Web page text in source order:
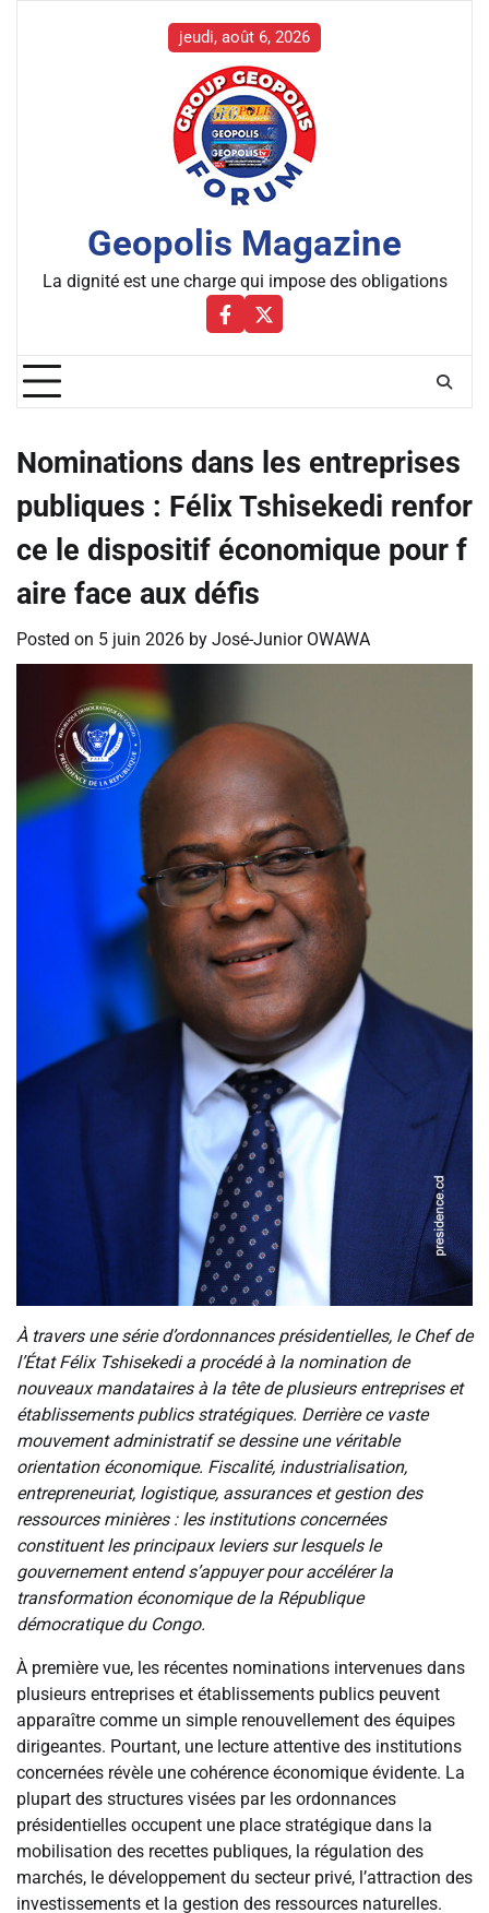
jeudi, août 6, 2026
Geopolis Magazine
La dignité est une charge qui impose des obligations
Facebbok
X
Nominations dans les entreprises
publiques : Félix Tshisekedi renfor
ce le dispositif économique pour f
aire face aux défis
Posted on 5 juin 2026 by José-Junior OWAWA
À travers une série d’ordonnances présidentielles, le Chef de
l’État Félix Tshisekedi a procédé à la nomination de
nouveaux mandataires à la tête de plusieurs entreprises et
établissements publics stratégiques. Derrière ce vaste
mouvement administratif se dessine une véritable
orientation économique. Fiscalité, industrialisation,
entrepreneuriat, logistique, assurances et gestion des
ressources minières : les institutions concernées
constituent les principaux leviers sur lesquels le
gouvernement entend s’appuyer pour accélérer la
transformation économique de la République
démocratique du Congo.
À première vue, les récentes nominations intervenues dans
plusieurs entreprises et établissements publics peuvent
apparaître comme un simple renouvellement des équipes
dirigeantes. Pourtant, une lecture attentive des institutions
concernées révèle une cohérence économique évidente. La
plupart des structures visées par les ordonnances
présidentielles occupent une place stratégique dans la
mobilisation des recettes publiques, la régulation des
marchés, le développement du secteur privé, l’attraction des
investissements et la gestion des ressources naturelles.